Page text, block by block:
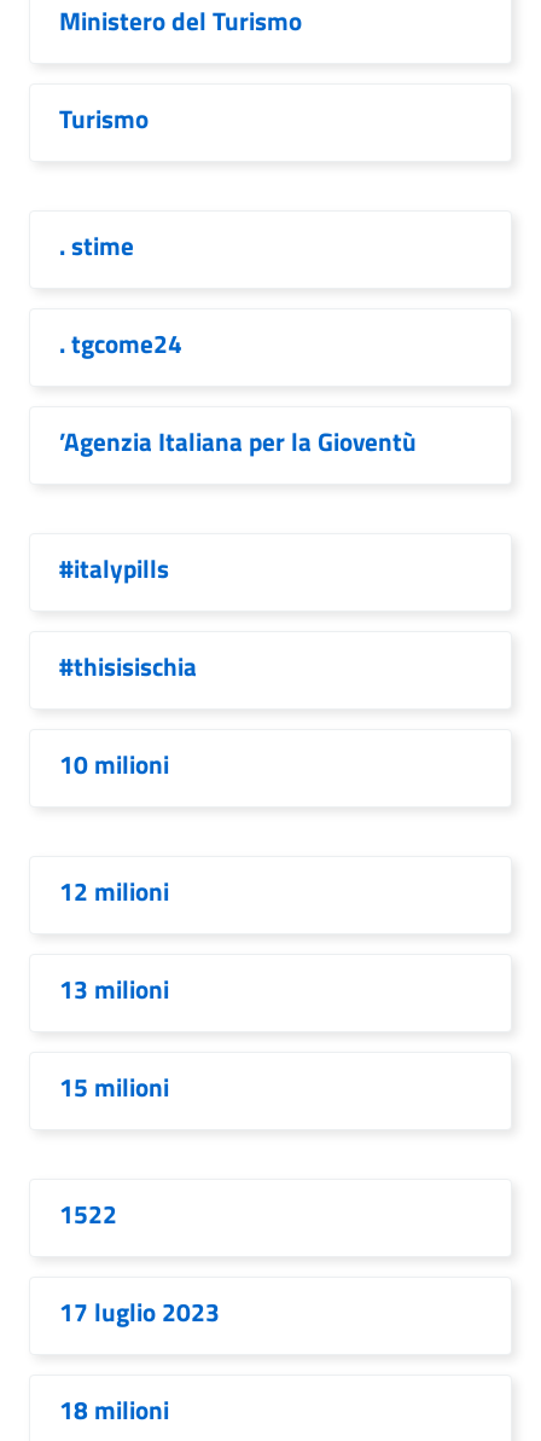
Ministero del Turismo
Turismo
. stime
. tgcome24
’Agenzia Italiana per la Gioventù
#italypills
#thisisischia
10 milioni
12 milioni
13 milioni
15 milioni
1522
17 luglio 2023
18 milioni